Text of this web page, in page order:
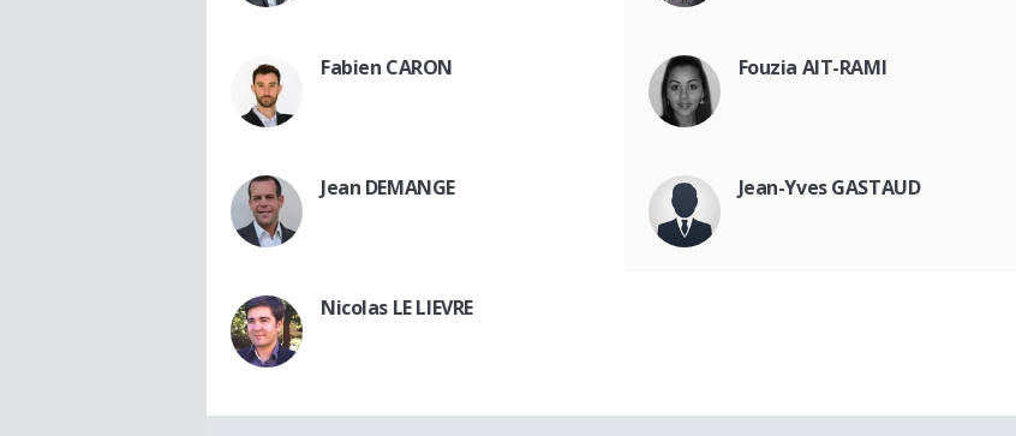
Fabien CARON Fouzia AIT-RAMI
Jean DEMANGE Jean-Yves GASTAUD
Nicolas LE LIEVRE